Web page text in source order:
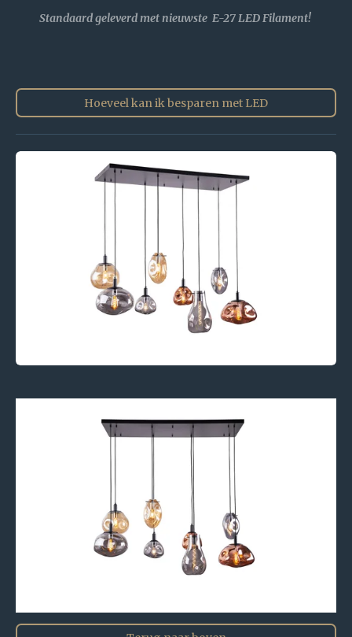
Standaard geleverd met nieuwste E-27 LED Filament!
Hoeveel kan ik besparen met LED